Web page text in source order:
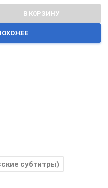
В КОРЗИНУ
субтитры)